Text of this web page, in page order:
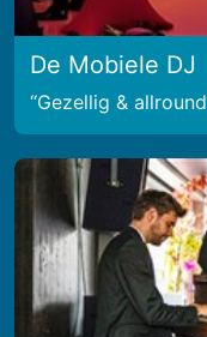
De Mobiele DJ
Gezellig & allround